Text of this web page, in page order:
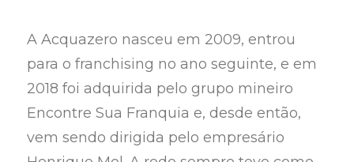
A Acquazero nasceu em 2009, entrou
para o franchising no ano seguinte, e em
2018 foi adquirida pelo grupo mineiro
Encontre Sua Franquia e, desde então,
vem sendo dirigida pelo empresário